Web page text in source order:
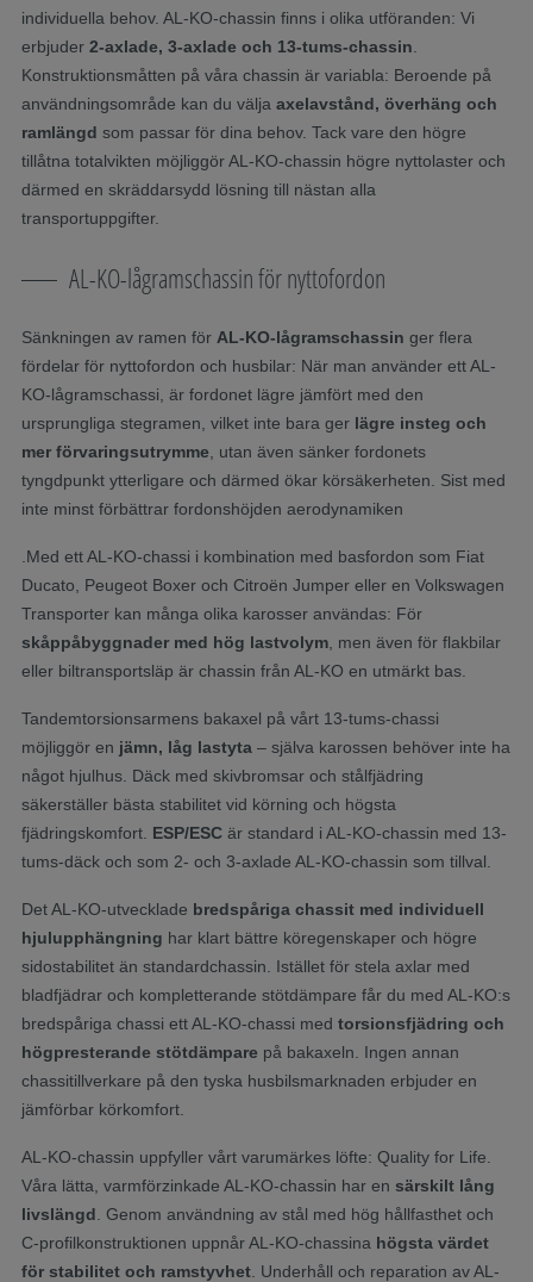
individuella behov. AL-KO-chassin finns i olika utföranden: Vi
erbjuder 2-axlade, 3-axlade och 13-tums-chassin
Konstruktionsmåtten på våra chassin är variabla: Beroende på
användningsområde kan du välja axelavstånd, överhäng och
ramlängd som passar för dina behov. Tack vare den högre
tillåtna totalvikten möjliggör AL-KO-chassin högre nyttolaster och
därmed en skräddarsydd lösning till nästan alla
transportuppgifter.
AL-KO-lågramschassin för nyttofordon
Sänkningen av ramen för AL-KO-lågramschassin ger flera
fördelar för nyttofordon och husbilar: När man använder ett AL-
KO-lågramschassi, är fordonet lägre jämfört med den
ursprungliga stegramen, vilket inte bara ger lägre insteg och
mer förvaringsutrymme , utan även sänker fordonets
tyngdpunkt ytterligare och därmed ökar körsäkerheten. Sist med
inte minst förbättrar fordonshöjden aerodynamiken
.Med ett AL-KO-chassi i kombination med basfordon som Fiat
Ducato, Peugeot Boxer och Citroën Jumper eller en Volkswagen
Transporter kan många olika karosser användas: För
skåppåbyggnader med hög lastvolym , men även för flakbilar
eller biltransportsläp är chassin från AL-KO en utmärkt bas.
Tandemtorsionsarmens bakaxel på vårt 13-tums-chassi
möjliggör en jämn, låg lastyta – själva karossen behöver inte ha
något hjulhus. Däck med skivbromsar och stålfjädring
säkerställer bästa stabilitet vid körning och högsta
fjädringskomfort. ESP/ESC är standard i AL-KO-chassin med 13-
tums-däck och som 2- och 3-axlade AL-KO-chassin som tillval.
Det AL-KO-utvecklade bredspåriga chassit med individuell
hjulupphängning har klart bättre köregenskaper och högre
sidostabilitet än standardchassin. Istället för stela axlar med
bladfjädrar och kompletterande stötdämpare får du med AL-KO:s
bredspåriga chassi ett AL-KO-chassi med torsionsfjädring och
högpresterande stötdämpare på bakaxeln. Ingen annan
chassitillverkare på den tyska husbilsmarknaden erbjuder en
jämförbar körkomfort.
AL-KO-chassin uppfyller vårt varumärkes löfte: Quality for Life.
Våra lätta, varmförzinkade AL-KO-chassin har en särskilt lång
livslängd . Genom användning av stål med hög hållfasthet och
C-profilkonstruktionen uppnår AL-KO-chassina högsta värdet
för stabilitet och ramstyvhet . Underhåll och reparation av AL-